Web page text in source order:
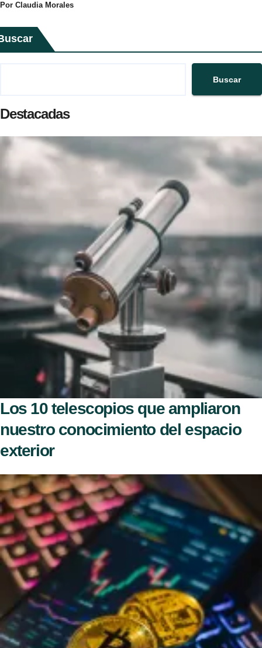
Por Claudia Morales
Buscar
Destacadas
Los 10 telescopios que ampliaron
nuestro conocimiento del espacio
exterior